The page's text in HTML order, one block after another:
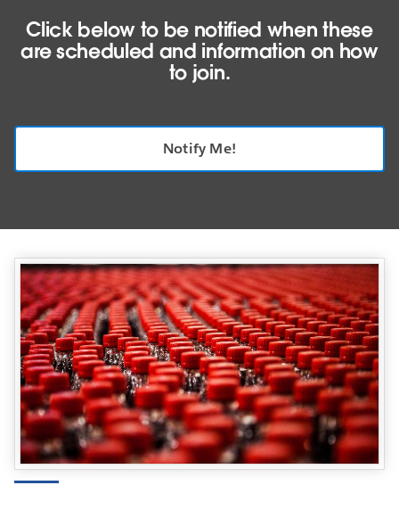
Click below to be notified when these
are scheduled and information on how
to join.
Notify Me!